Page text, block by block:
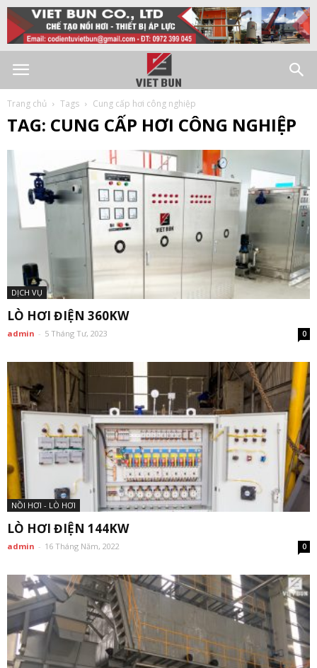
Trang chủ Tags Cung cấp hơi công nghiệp
TAG: CUNG CẤP HƠI CÔNG NGHIỆP
DỊCH VỤ
LÒ HƠI ĐIỆN 360KW
admin - 5 Tháng Tư, 2023 0
NỒI HƠI - LÒ HƠI
LÒ HƠI ĐIỆN 144KW
admin - 16 Tháng Năm, 2022 0